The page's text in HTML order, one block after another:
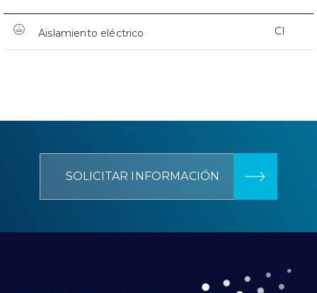
Aislamiento eléctrico CI
SOLICITAR INFORMACIÓN